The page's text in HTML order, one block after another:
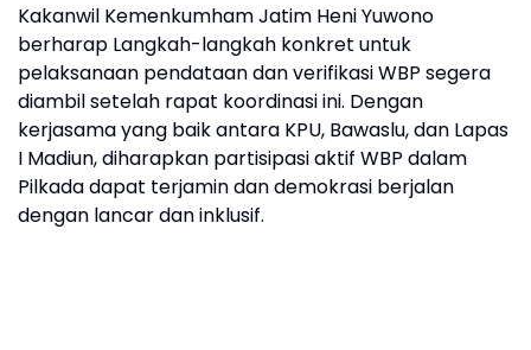
Kakanwil Kemenkumham Jatim Heni Yuwono
berharap Langkah-langkah konkret untuk
pelaksanaan pendataan dan verifikasi WBP segera
diambil setelah rapat koordinasi ini. Dengan
kerjasama yang baik antara KPU, Bawaslu, dan Lapas
I Madiun, diharapkan partisipasi aktif WBP dalam
Pilkada dapat terjamin dan demokrasi berjalan
dengan lancar dan inklusif.